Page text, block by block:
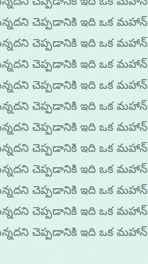
చెప్పడానికి ఇది ఒక మహాన్
చెప్పడానికి ఇది ఒక మహాన్
చెప్పడానికి ఇది ఒక మహాన్
చెప్పడానికి ఇది ఒక మహాన్
చెప్పడానికి ఇది ఒక మహాన్
చెప్పడానికి ఇది ఒక మహాన్
చెప్పడానికి ఇది ఒక మహాన్
చెప్పడానికి ఇది ఒక మహాన్
చెప్పడానికి ఇది ఒక మహాన్
చెప్పడానికి ఇది ఒక మహాన్
చెప్పడానికి ఇది ఒక మహాన్